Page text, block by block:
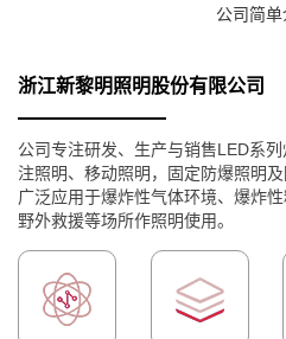
公司简单
浙江新黎明照明股份有限公司
公司专注研发、生产与销售LED系
注照明、移动照明，固定防爆照明及
广泛应用于爆炸性气体环境、爆炸
野外救援等场所作照明使用。